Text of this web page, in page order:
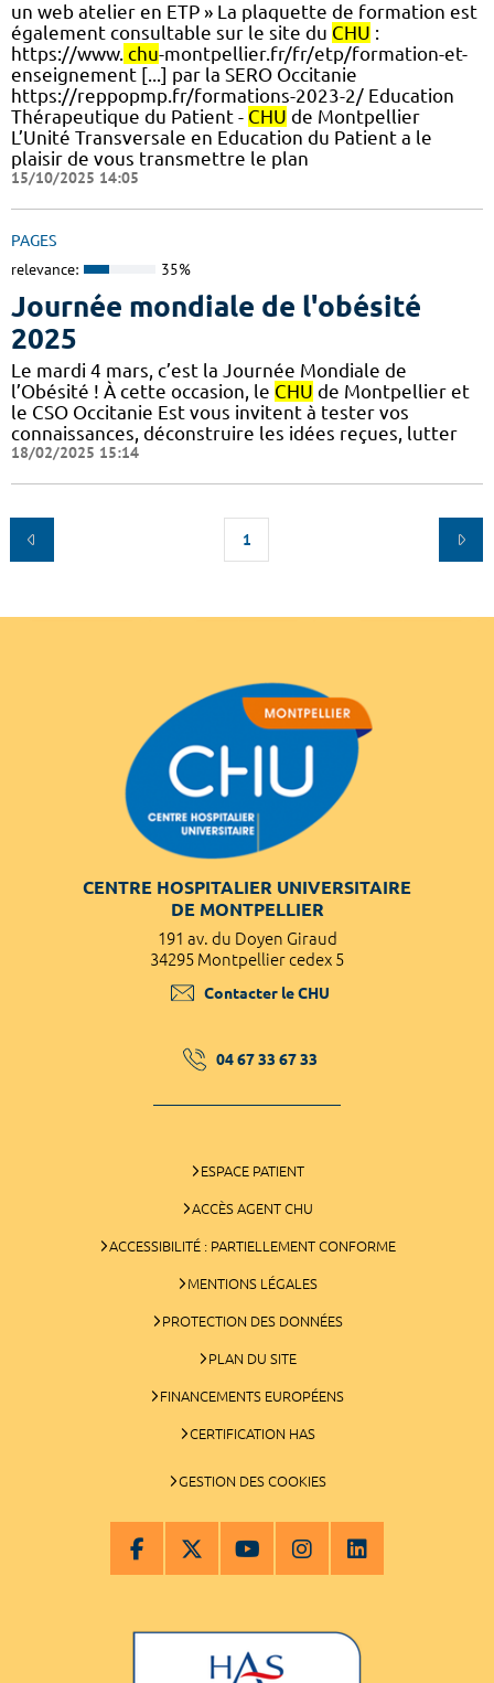
un web atelier en ETP » La plaquette de formation est
également consultable sur le site du CHU :
https://www. chu-montpellier.fr/fr/etp/formation-et-
enseignement [...] par la SERO Occitanie
https://reppopmp.fr/formations-2023-2/ Education
Thérapeutique du Patient - CHU de Montpellier
L’Unité Transversale en Education du Patient a le
plaisir de vous transmettre le plan
15/10/2025 14:05
PAGES
relevance: 35%
Journée mondiale de l'obésité
2025
Le mardi 4 mars, c’est la Journée Mondiale de
l’Obésité ! À cette occasion, le CHU de Montpellier et
le CSO Occitanie Est vous invitent à tester vos
connaissances, déconstruire les idées reçues, lutter
18/02/2025 15:14
1
CENTRE HOSPITALIER UNIVERSITAIRE
DE MONTPELLIER
191 av. du Doyen Giraud
34295 Montpellier cedex 5
Contacter le CHU
04 67 33 67 33
ESPACE PATIENT
ACCÈS AGENT CHU
ACCESSIBILITÉ : PARTIELLEMENT CONFORME
MENTIONS LÉGALES
PROTECTION DES DONNÉES
PLAN DU SITE
FINANCEMENTS EUROPÉENS
CERTIFICATION HAS
GESTION DES COOKIES